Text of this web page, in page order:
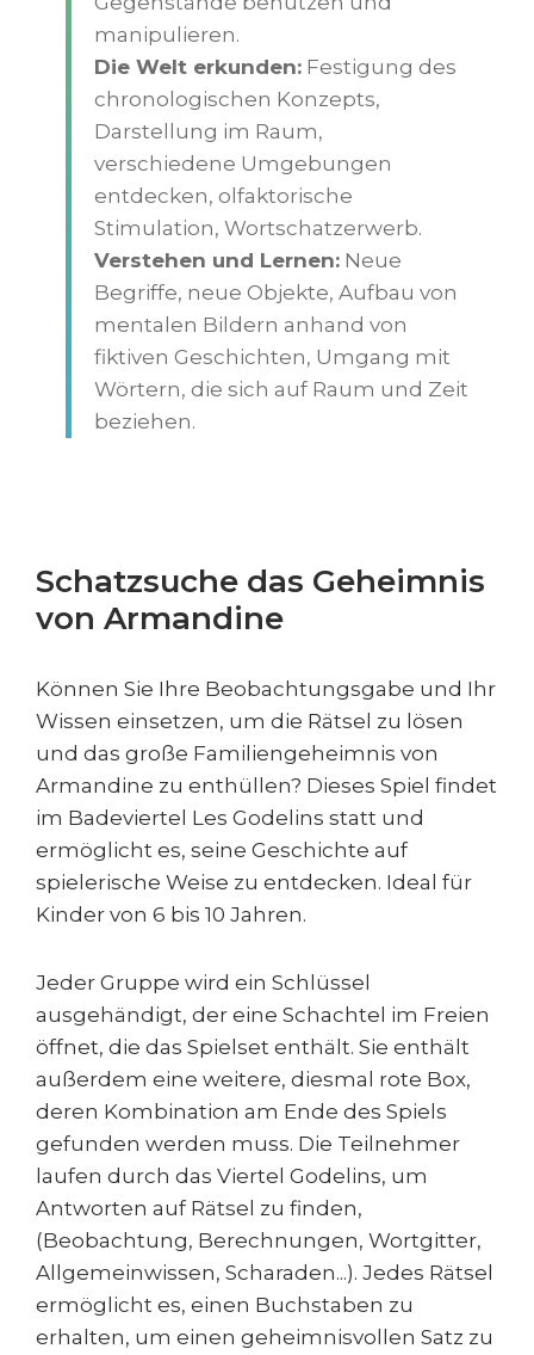
manipulieren.
Die Welt erkunden: Festigung des
chronologischen Konzepts,
Darstellung im Raum,
verschiedene Umgebungen
entdecken, olfaktorische
Stimulation, Wortschatzerwerb.
Verstehen und Lernen: Neue
Begriffe, neue Objekte, Aufbau von
mentalen Bildern anhand von
fiktiven Geschichten, Umgang mit
Wörtern, die sich auf Raum und Zeit
beziehen.
Schatzsuche das Geheimnis
von Armandine
Können Sie Ihre Beobachtungsgabe und Ihr
Wissen einsetzen, um die Rätsel zu lösen
und das große Familiengeheimnis von
Armandine zu enthüllen? Dieses Spiel findet
im Badeviertel Les Godelins statt und
ermöglicht es, seine Geschichte auf
spielerische Weise zu entdecken. Ideal für
Kinder von 6 bis 10 Jahren.
Jeder Gruppe wird ein Schlüssel
ausgehändigt, der eine Schachtel im Freien
öffnet, die das Spielset enthält. Sie enthält
außerdem eine weitere, diesmal rote Box,
deren Kombination am Ende des Spiels
gefunden werden muss. Die Teilnehmer
laufen durch das Viertel Godelins, um
Antworten auf Rätsel zu finden,
(Beobachtung, Berechnungen, Wortgitter,
Allgemeinwissen, Scharaden...). Jedes Rätsel
ermöglicht es, einen Buchstaben zu
erhalten, um einen geheimnisvollen Satz zu